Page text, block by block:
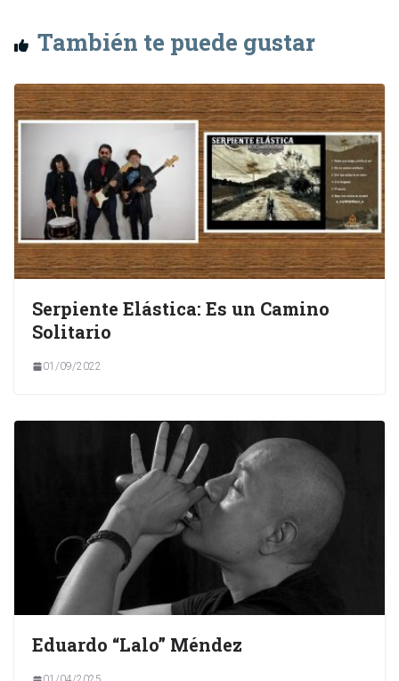
También te puede gustar
Serpiente Elástica: Es un Camino
Solitario
01/09/2022
Eduardo “Lalo” Méndez